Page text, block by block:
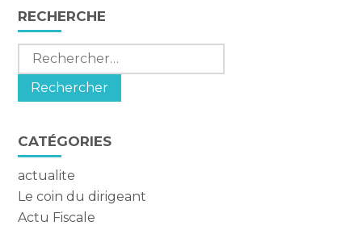
Blog
sidebar
RECHERCHE
Rechercher :
CATÉGORIES
actualite
Le coin du dirigeant
Actu Fiscale